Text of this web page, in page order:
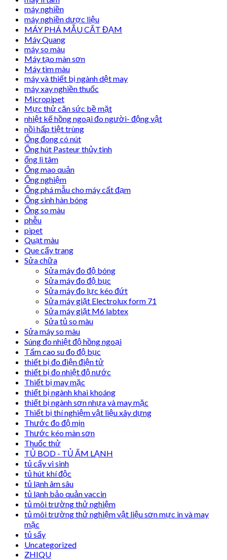
máy nghiền
máy nghiền dược liệu
MÁY PHÁ MẪU CẤT ĐẠM
Máy Quang
máy so màu
Máy tạo màn sơn
Máy tìm màu
máy và thiết bị ngành dệt may
máy xay nghiền thuốc
Micropipet
Mực thử căn sức bề mặt
nhiệt kế hồng ngoại đo người- động vật
nồi hấp tiệt trùng
Ống đong có nút
Ống hút Pasteur thủy tinh
ống li tâm
Ống mao quản
Ống nghiệm
Ống phá mẫu cho máy cất đạm
Ống sinh hàn bóng
Ống so màu
phễu
pipet
Quạt màu
Que cấy trang
Sửa chữa
Sửa máy đo độ bóng
Sửa máy đo độ bục
Sửa máy đo lực kéo đứt
Sửa máy giặt Electrolux form 71
Sửa máy giặt M6 labtex
Sửa tủ so màu
Sửa máy so màu
Súng đo nhiệt độ hồng ngoại
Tấm cao su đo độ bục
thiết bị đo điện điện tử
thiết bị đo nhiệt độ nước
Thiết bị may mặc
thiết bị ngành khai khoáng
thiết bị ngành sơn nhựa và may mặc
Thiết bị thí nghiệm vật liệu xây dựng
Thước đo độ mịn
Thước kéo màn sơn
Thuốc thử
TỦ BOD - TỦ ẤM LẠNH
tủ cấy vi sinh
tủ hút khí độc
tủ lạnh âm sâu
tủ lạnh bảo quản vaccin
tủ môi trường thử nghiệm
tủ môi trường thử nghiệm vật liệu sơn mực in và may
mặc
tủ sấy
Uncategorized
ZHIQU